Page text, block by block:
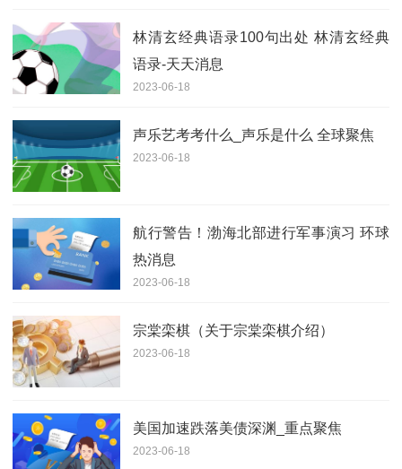
林清玄经典语录100句出处 林清玄经典
语录-天天消息
2023-06-18
声乐艺考考什么_声乐是什么 全球聚焦
2023-06-18
航行警告！渤海北部进行军事演习 环球
热消息
2023-06-18
宗棠栾棋（关于宗棠栾棋介绍）
2023-06-18
美国加速跌落美债深渊_重点聚焦
2023-06-18